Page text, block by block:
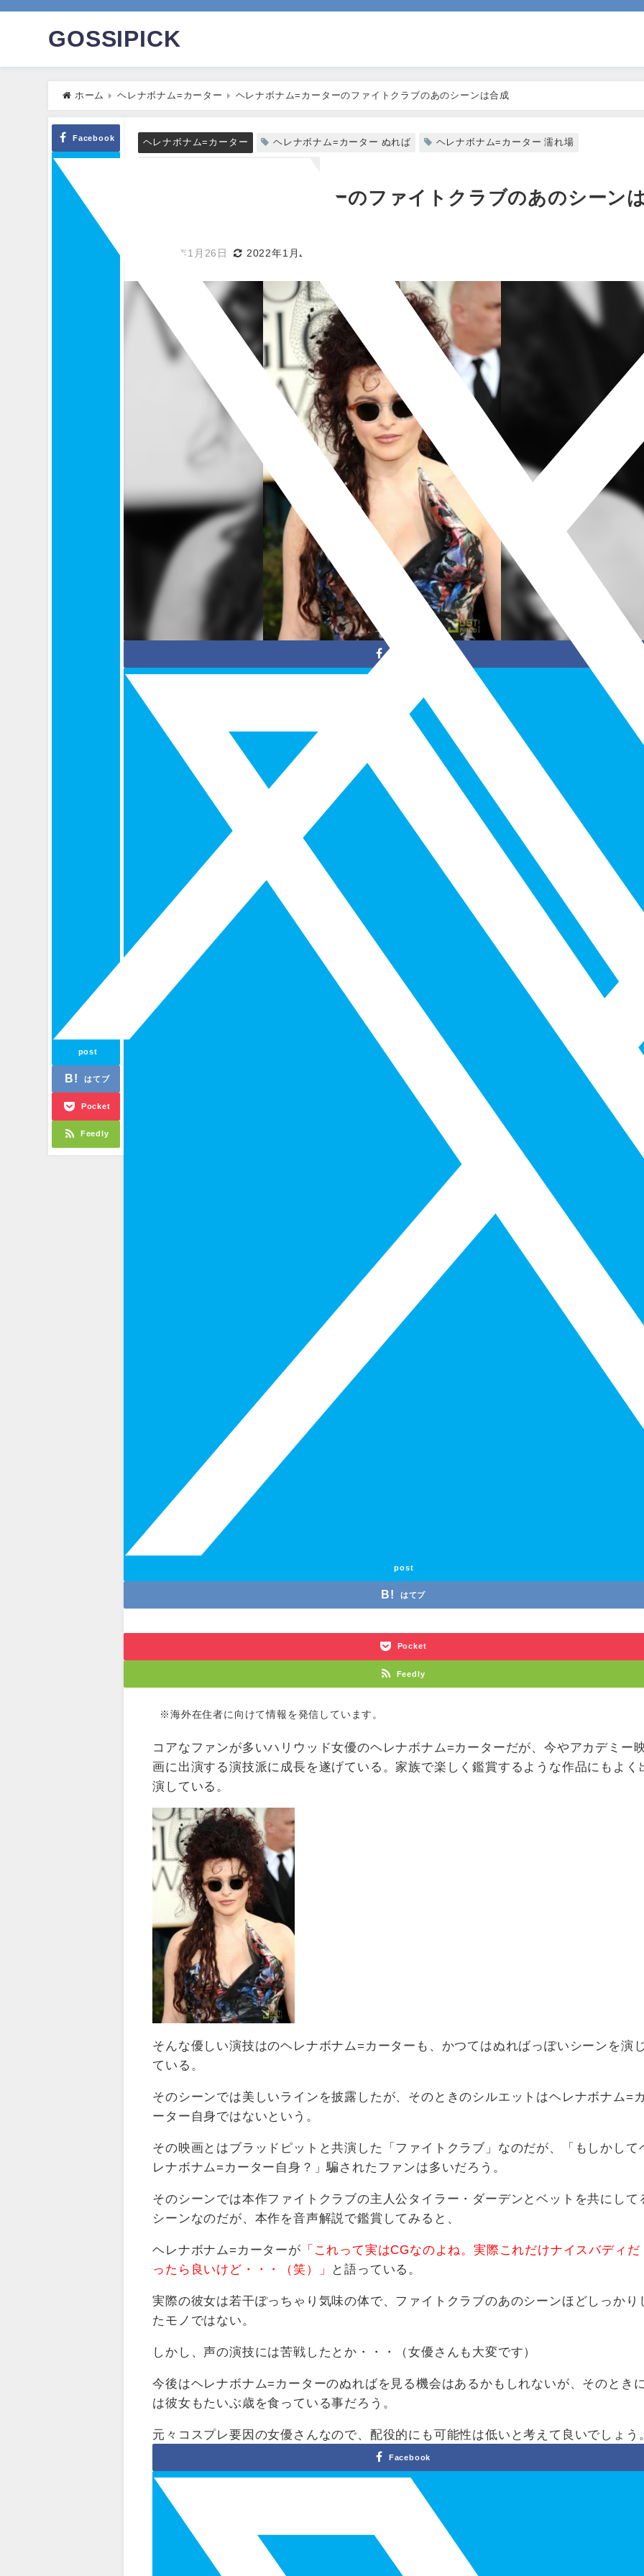
GOSSIPICK
ホーム ヘレナボナム=カーター ヘレナボナム=カーターのファイトクラブのあのシーンは合成
Facebook
post
はてブ
Pocket
Feedly
ヘレナボナム=カーター ヘレナボナム=カーター ぬれば ヘレナボナム=カーター 濡れ場
ヘレナボナム=カーターのファイトクラブのあのシーン
2014年1月26日 2022年1月25日
post
はてブ
Pocket
Feedly
※海外在住者に向けて情報を発信しています。
コアなファンが多いハリウッド女優のヘレナボナム=カーターだが、今やアカデミー
画に出演する演技派に成長を遂げている。家族で楽しく鑑賞するような作品にもよく
演している。
そんな優しい演技はのヘレナボナム=カーターも、かつてはぬればっぽいシーンを演
ている。
そのシーンでは美しいラインを披露したが、そのときのシルエットはヘレナボナム=
ーター自身ではないという。
その映画とはブラッドピットと共演した「ファイトクラブ」なのだが、「もしかして
レナボナム=カーター自身？」騙されたファンは多いだろう。
そのシーンでは本作ファイトクラブの主人公タイラー・ダーデンとベットを共にして
シーンなのだが、本作を音声解説で鑑賞してみると、
ヘレナボナム=カーターが 「これって実はCGなのよね。実際これだけナイスバディだ
ったら良いけど・・・（笑）」
と語っている。
実際の彼女は若干ぽっちゃり気味の体で、ファイトクラブのあのシーンほどしっかり
たモノではない。
しかし、声の演技には苦戦したとか・・・（女優さんも大変です）
今後はヘレナボナム=カーターのぬればを見る機会はあるかもしれないが、そのとき
は彼女もたいぶ歳を食っている事だろう。
元々コスプレ要因の女優さんなので、配役的にも可能性は低いと考えて良いでしょう
Facebook